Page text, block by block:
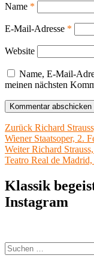
Name *
E-Mail-Adresse *
Website
Name, E-Mail-
meinen nächsten
Zurück Vorheriger
Beitrag:
Richard
Wiener Staatsoper, 2.
Weiter Nächster
Beitrag:
Richard
Teatro Real de
Klassik
Instagram
Suchen
nach: